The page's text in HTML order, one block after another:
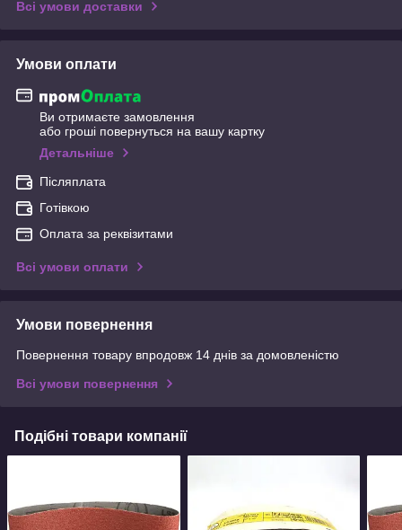
Всі умови доставки
Умови оплати
Ви отримаєте замовлення
або гроші повернуться на вашу картку
Детальніше
Післяплата
Готівкою
Оплата за реквізитами
Всі умови оплати
Умови повернення
Повернення товару впродовж 14 днів за домовленістю
Всі умови повернення
Подібні товари компанії